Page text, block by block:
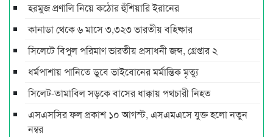
হরমুজ প্রণালি নিয়ে কঠোর হুঁশিয়ারি ইরানের
কানাডা থেকে ৬ মাসে ৩,৩২৩ ভারতীয় বহিষ্কার
সিলেটে বিপুল পরিমাণ ভারতীয় প্রসাধনী জব্দ, গ্রেপ্তার ২
ধর্মপাশায় পানিতে ডুবে ভাইবোনের মর্মান্তিক মৃত্যু
সিলেট-তামাবিল সড়কে বাসের ধাক্কায় পথচারী নিহত
এসএসসির ফল প্রকাশ ১০ আগস্ট, এসএমএসে যুক্ত হলো নতুন
নম্বর